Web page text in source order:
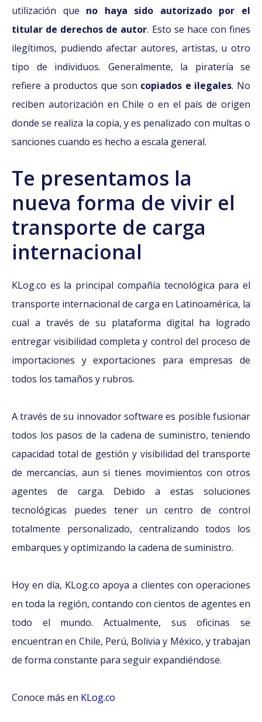
utilización que no haya sido autorizado por el
titular de derechos de autor. Esto se hace con fines
ilegítimos, pudiendo afectar autores, artistas, u otro
tipo de individuos. Generalmente, la piratería se
refiere a productos que son copiados e ilegales. No
reciben autorización en Chile o en el país de origen
donde se realiza la copia, y es penalizado con multas o
sanciones cuando es hecho a escala general.
Te presentamos la
nueva forma de vivir el
transporte de carga
internacional
KLog.co es la principal compañía tecnológica para el
transporte internacional de carga en Latinoamérica, la
cual a través de su plataforma digital ha logrado
entregar visibilidad completa y control del proceso de
importaciones y exportaciones para empresas de
todos los tamaños y rubros.
A través de su innovador software es posible fusionar
todos los pasos de la cadena de suministro, teniendo
capacidad total de gestión y visibilidad del transporte
de mercancías, aun si tienes movimientos con otros
agentes de carga. Debido a estas soluciones
tecnológicas puedes tener un centro de control
totalmente personalizado, centralizando todos los
embarques y optimizando la cadena de suministro.
Hoy en día, KLog.co apoya a clientes con operaciones
en toda la región, contando con cientos de agentes en
todo el mundo. Actualmente, sus oficinas se
encuentran en Chile, Perú, Bolivia y México, y trabajan
de forma constante para seguir expandiéndose.
Conoce más en KLog.co